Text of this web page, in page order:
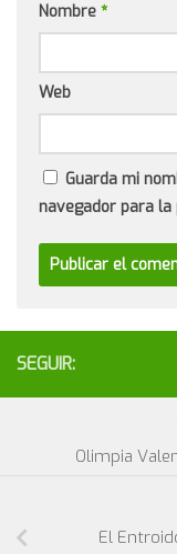
Nombre *
Web
Guarda mi
navegador para
SEGUIR:
Olimpia
El